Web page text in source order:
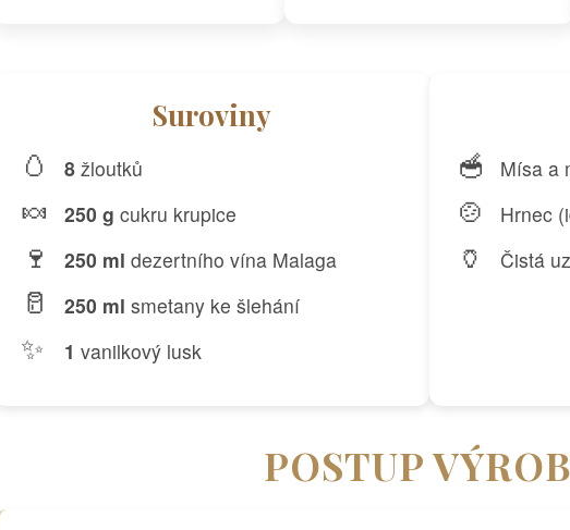
Suroviny
🥚 8 žloutků
🍬 250 g cukru krupice
🍷 250 ml dezertního vína Malaga
🥛 250 ml smetany ke šlehání
✨ 1 vanilkový lusk
🥣 Mísa a
🍲 Hrnec
🏺 Čistá
POSTUP